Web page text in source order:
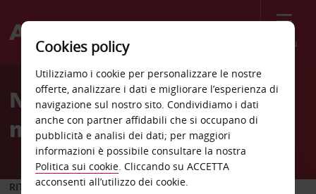
Menù
Welcome
AvisNoleggio auto Palmerston
nord
RITIRO DA
Cookies policy
Utilizziamo i cookie per personalizzare le nostre
offerte, analizzare i dati e migliorare l’esperienza di
navigazione sul nostro sito. Condividiamo i dati
anche con partner affidabili che si occupano di
pubblicità e analisi dei dati; per maggiori
informazioni è possibile consultare la nostra
Politica sui cookie. Cliccando su ACCETTA
acconsenti all’utilizzo dei cookie.